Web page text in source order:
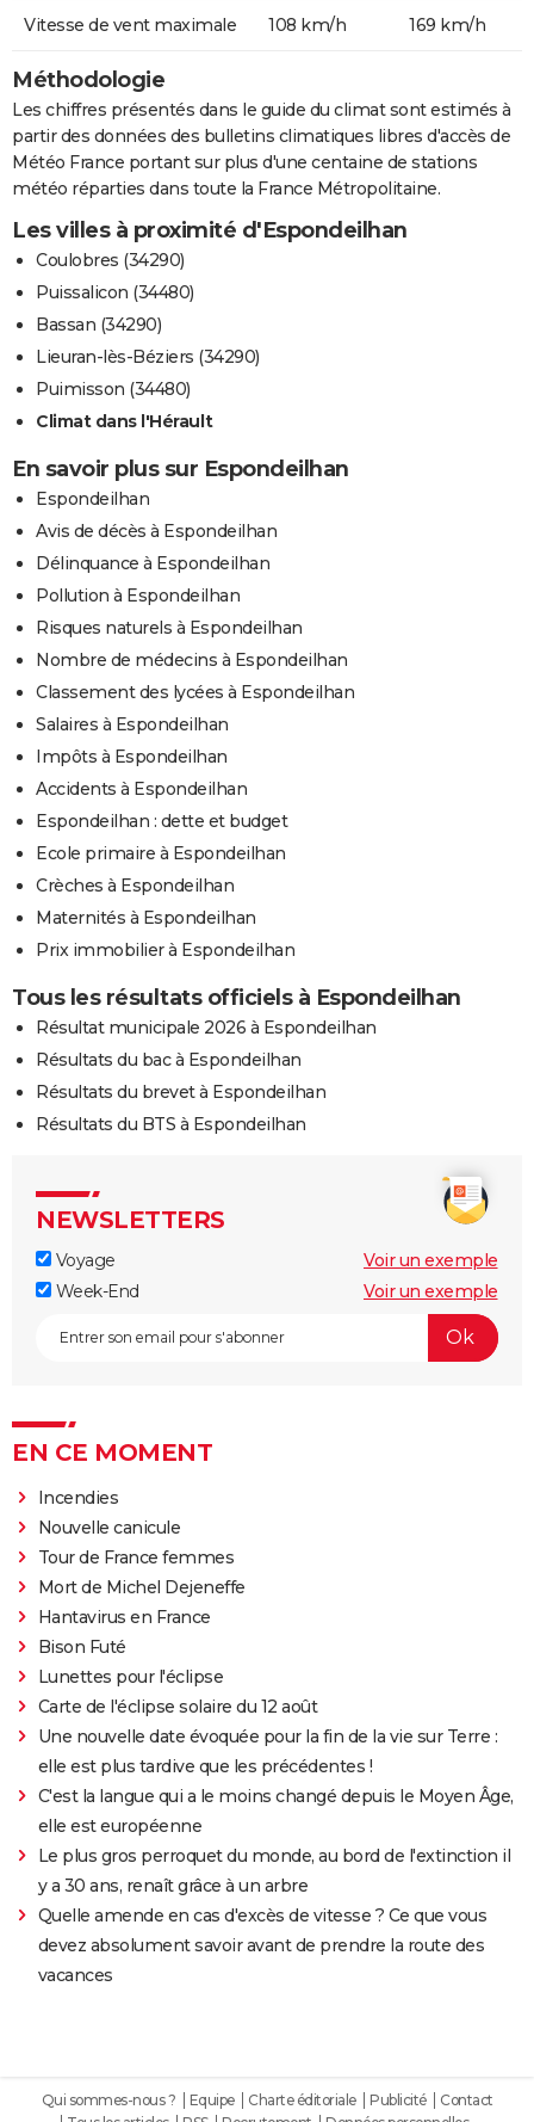
Vitesse de vent maximale 108 km/h 169 km/h
Méthodologie
Les chiffres présentés dans le guide du climat sont estimés à
partir des données des bulletins climatiques libres d'accès de
Météo France portant sur plus d'une centaine de stations
météo réparties dans toute la France Métropolitaine.
Les villes à proximité d'Espondeilhan
Coulobres (34290)
Puissalicon (34480)
Bassan (34290)
Lieuran-lès-Béziers (34290)
Puimisson (34480)
Climat dans l'Hérault
En savoir plus sur Espondeilhan
Espondeilhan
Avis de décès à Espondeilhan
Délinquance à Espondeilhan
Pollution à Espondeilhan
Risques naturels à Espondeilhan
Nombre de médecins à Espondeilhan
Classement des lycées à Espondeilhan
Salaires à Espondeilhan
Impôts à Espondeilhan
Accidents à Espondeilhan
Espondeilhan : dette et budget
Ecole primaire à Espondeilhan
Crèches à Espondeilhan
Maternités à Espondeilhan
Prix immobilier à Espondeilhan
Tous les résultats officiels à Espondeilhan
Résultat municipale 2026 à Espondeilhan
Résultats du bac à Espondeilhan
Résultats du brevet à Espondeilhan
Résultats du BTS à Espondeilhan
NEWSLETTERS
Voyage
Voir un exemple
Week-End
Voir un exemple
EN CE MOMENT
Incendies
Nouvelle canicule
Tour de France femmes
Mort de Michel Dejeneffe
Hantavirus en France
Bison Futé
Lunettes pour l'éclipse
Carte de l'éclipse solaire du 12 août
Une nouvelle date évoquée pour la fin de la vie sur Terre :
elle est plus tardive que les précédentes !
C'est la langue qui a le moins changé depuis le Moyen Âge,
elle est européenne
Le plus gros perroquet du monde, au bord de l'extinction il
y a 30 ans, renaît grâce à un arbre
Quelle amende en cas d'excès de vitesse ? Ce que vous
devez absolument savoir avant de prendre la route des
vacances
Qui sommes-nous ? Equipe Charte éditoriale Publicité
Contact